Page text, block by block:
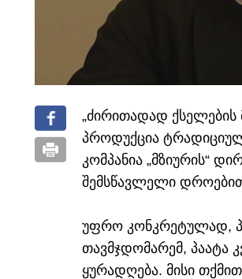
„ძირითადად ქსელების
პროდუქცია
კომპანია „მზიურის“
შემსწავლელი
უფრო კონკრეტულად,
თავმჯდომარემ, პაატა
ყურადღება. მისი